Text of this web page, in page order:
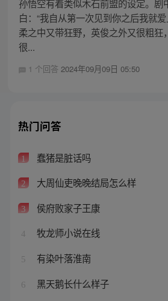
孙悟空有着类似木石前盟的设定。剧
白：“我自从第一次见到你之后我就
柔之中又带狂野，英俊之外又很粗狂
很...
1 个回答 2024年09月09日 05:50
热门问答
1 蠢猪是脏话吗
2 大周仙吏晚晚结局怎么样
3 侯府败家子王康
4 牧龙师小说在线
5 有染叶落淮南
6 黑天鹅长什么样子